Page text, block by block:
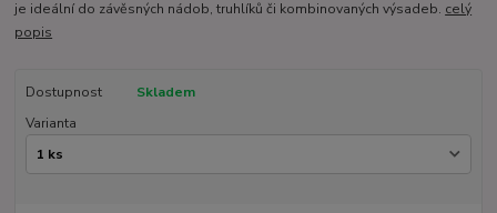
je ideální do závěsných nádob, truhlíků či kombinovaných výsadeb. celý
popis
Dostupnost
Skladem
Varianta